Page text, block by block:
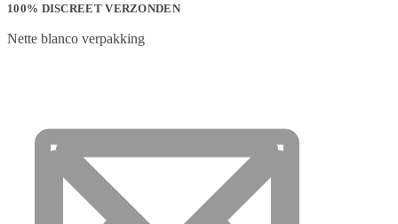
100% DISCREET VERZONDEN
Nette blanco verpakking